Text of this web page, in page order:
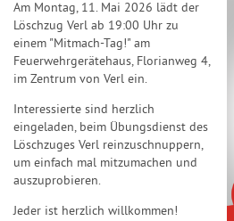
Am Montag, 11. Mai 2026 lädt der
Löschzug Verl ab 19:00 Uhr zu
einem "Mitmach-Tag!" am
Feuerwehrgerätehaus, Florianweg 4,
im Zentrum von Verl ein.
Interessierte sind herzlich
eingeladen, beim Übungsdienst des
Löschzuges Verl reinzuschnuppern,
um einfach mal mitzumachen und
auszuprobieren.
Jeder ist herzlich willkommen!